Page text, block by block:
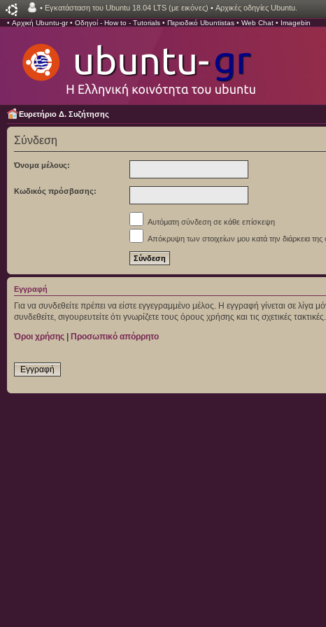
• Εγκατάσταση του Ubuntu 18.04 LTS (με εικόνες) • Αρχικές οδηγίες Ubuntu.
• Αρχική Ubuntu-gr• Οδηγοί - How to - Tutorials • Περιοδικό Ubuntistas • Web Chat • Imagebin
Ευρετήριο Δ. Συζήτησης
Σύνδεση
Όνομα μέλους:
Κωδικός πρόσβασης:
Αυτόματη σύνδεση σε κάθε επίσκεψη
Απόκρυψη των στοιχείων μου κατά την διάρκεια
Εγγραφή
Για να συνδεθείτε πρέπει να είστε εγγεγραμμένο μέλος. Η εγγραφή γίνεται σε
συνδεθείτε, σιγουρευτείτε ότι γνωρίζετε τους όρους χρήσης και τις σχετικές
Όροι χρήσης | Προσωπικό απόρρητο
Εγγραφή